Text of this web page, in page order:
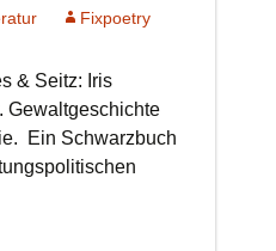
Fixpoetry
& Seitz: Iris
Gewaltgeschichte
Ein Schwarzbuch